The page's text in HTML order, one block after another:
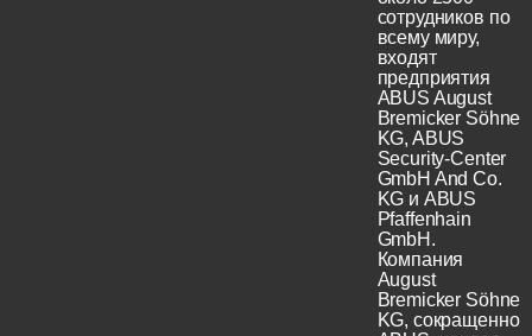
сотрудников по
всему миру,
входят
предприятия
ABUS August
Bremicker Söhne
KG, ABUS
Security-Center
GmbH And Co.
KG и ABUS
Pfaffenhain
GmbH.
Компания
August
Bremicker Söhne
KG, сокращенно